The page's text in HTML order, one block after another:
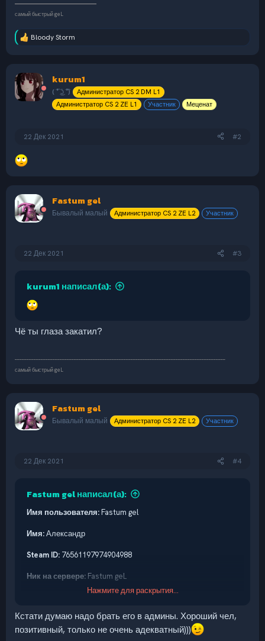
самый быстрый geL
Р
ц
и
и
Bloody Storm
kurum1
( ͡° ͜ʖ ͡°)
Администратор CS 2 DM L1
Администратор CS 2 ZE L1
Участник Меценат
22 Дек 2021 #2
Fastum gel
Бывалый малый Администратор CS 2 ZE L2 Участник
22 Дек 2021 #3
kurum1 написал(а):
Чё ты глаза закатил?
самый быстрый geL
Fastum gel
Бывалый малый Администратор CS 2 ZE L2 Участник
22 Дек 2021 #4
Fastum gel написал(а):
Имя пользователя:Fastum gel
Имя:Александр
Steam ID: 76561197974904988
Ник на сервере: Fastum geL
Место жительства: Россия. г.Кириши
Нажмите для раскрытия...
Кстати думаю надо брать его в админы. Хороший чел,
позитивный, только не очень адекватный)))